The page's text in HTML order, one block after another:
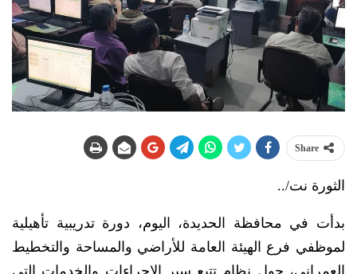
Share
الثورة نت/..
بدأت في محافظة الحديدة، اليوم، دورة تدريبية تأهيلية
لموظفي فرع الهيئة العامة للأراضي والمساحة والتخطيط